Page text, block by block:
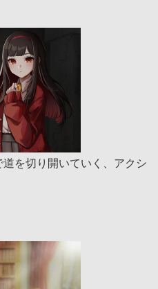
を切り開いていく、アクシ